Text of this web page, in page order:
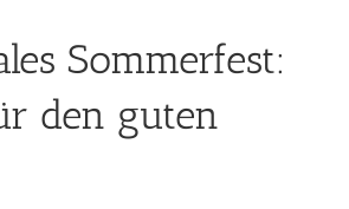
Sommerfest:
den guten